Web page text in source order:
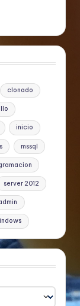
clonado
inicio
mssql
server 2012